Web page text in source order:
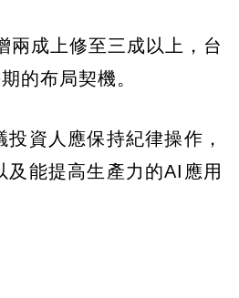
兩成上修至三成以上，台
的布局契機。
資人應保持紀律操作，
能提高生產力的AI應用